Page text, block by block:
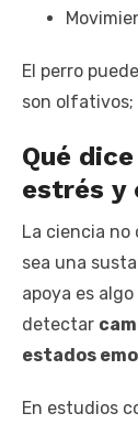
El perro
son olfativos;
Qué
estrés y
La ciencia no
sea una
apoya es
detectar
estados
En estudios